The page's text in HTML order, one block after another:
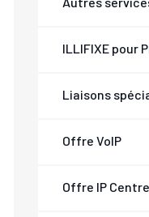
ILLIFIXE pour
Liaisons
Offre VoIP
Offre IP